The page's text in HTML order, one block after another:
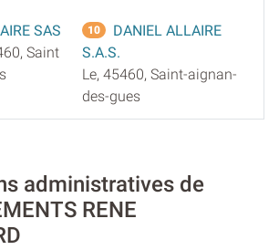
SAS
Saint
10
DANIEL ALLAIRE
S.A.S.
Le, 45460, Saint-aignan-
des-gues
administratives de
RENE